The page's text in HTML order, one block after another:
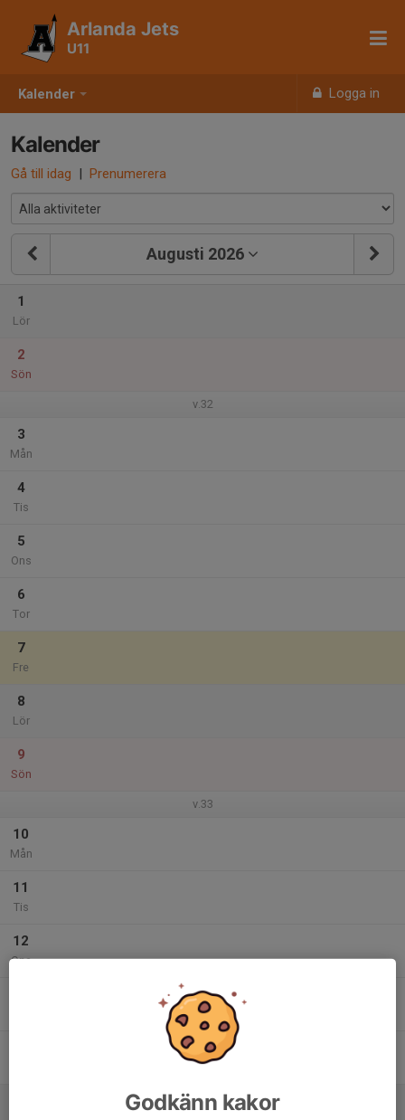
Kalender Logga in
Arlanda Jets
U11
Kalender
Gå till idag | Prenumerera
Augusti 2026
1
Lör
2
Sön
v.32
3
Mån
4
Tis
5
Ons
6
Tor
7
Fre
8
Lör
9
Sön
v.33
10
Mån
11
Tis
12
Ons
Godkänn kakor